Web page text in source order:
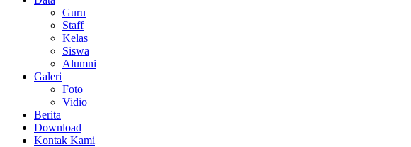
Guru
Staff
Kelas
Siswa
Alumni
Galeri
Foto
Vidio
Berita
Download
Kontak Kami